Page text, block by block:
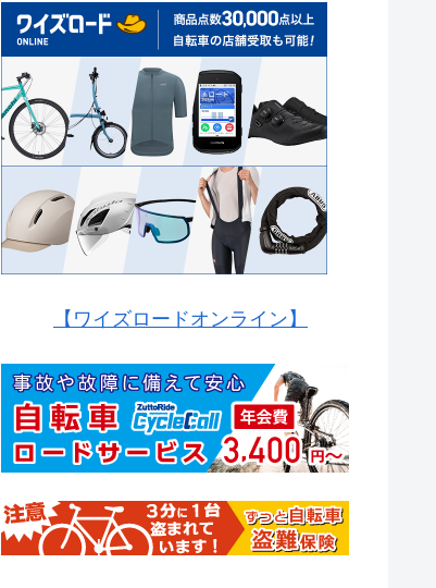
【ワイズロードオンライン】